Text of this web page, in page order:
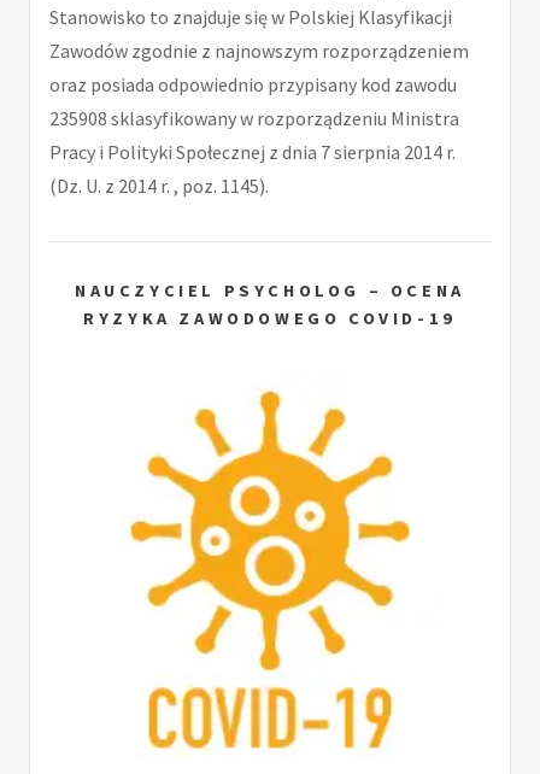
Stanowisko to znajduje się w Polskiej Klasyfikacji
Zawodów zgodnie z najnowszym rozporządzeniem
oraz posiada odpowiednio przypisany kod zawodu
235908 sklasyfikowany w rozporządzeniu Ministra
Pracy i Polityki Społecznej z dnia 7 sierpnia 2014 r.
(Dz. U. z 2014 r. , poz. 1145).
NAUCZYCIEL PSYCHOLOG – OCENA
RYZYKA ZAWODOWEGO COVID-19